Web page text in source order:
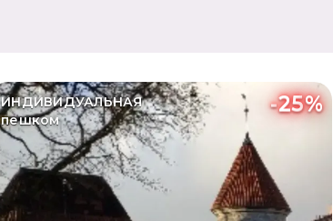
ИНДИВИДУАЛЬНАЯ
пешком
-25%